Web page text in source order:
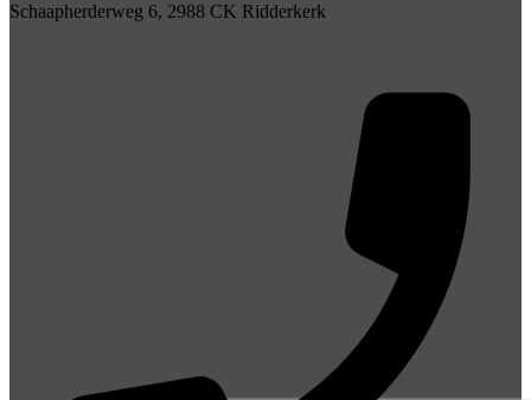
Schaapherderweg 6, 2988 CK Ridderkerk